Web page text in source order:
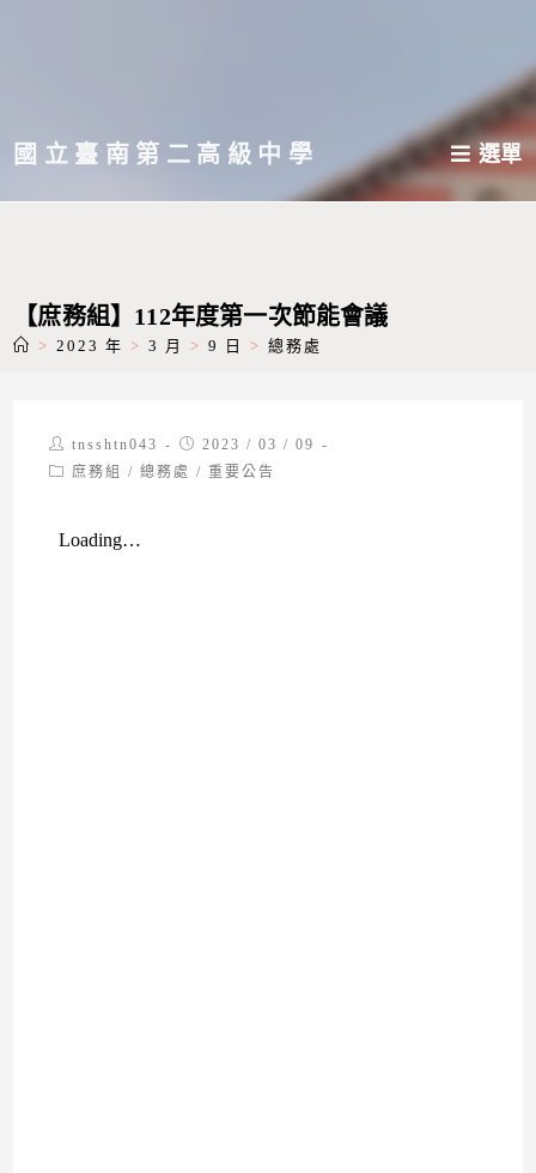
主國立臺南第二高級中學 選單
【庶務組】112年度第一次節能會議
> 2023 年 > 3 月 > 9 日 > 總務處
Post
author:
tnsshtn043
Post
published:
2023 / 03 / 09
Post庶務組 / 總務處 / 重要公告